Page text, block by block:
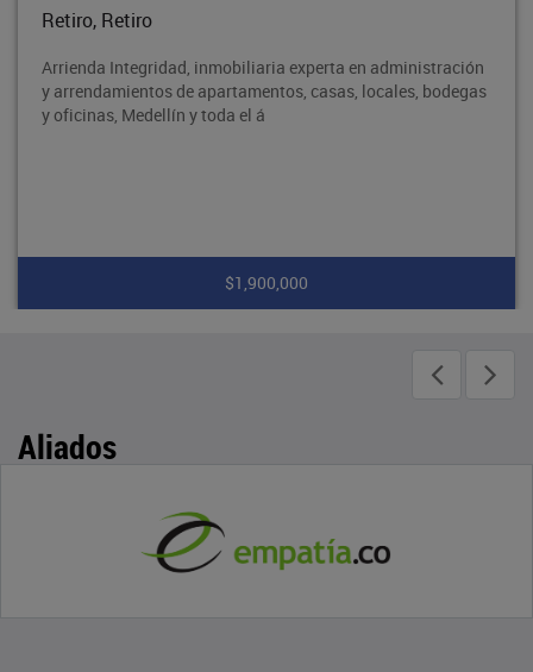
Retiro, Retiro
Arrienda Integridad, inmobiliaria experta en administración
y arrendamientos de apartamentos, casas, locales, bodegas
y oficinas, Medellín y toda el á
$1,900,000
Aliados